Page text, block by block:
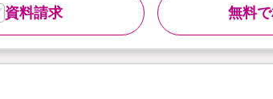
無料
資料請求